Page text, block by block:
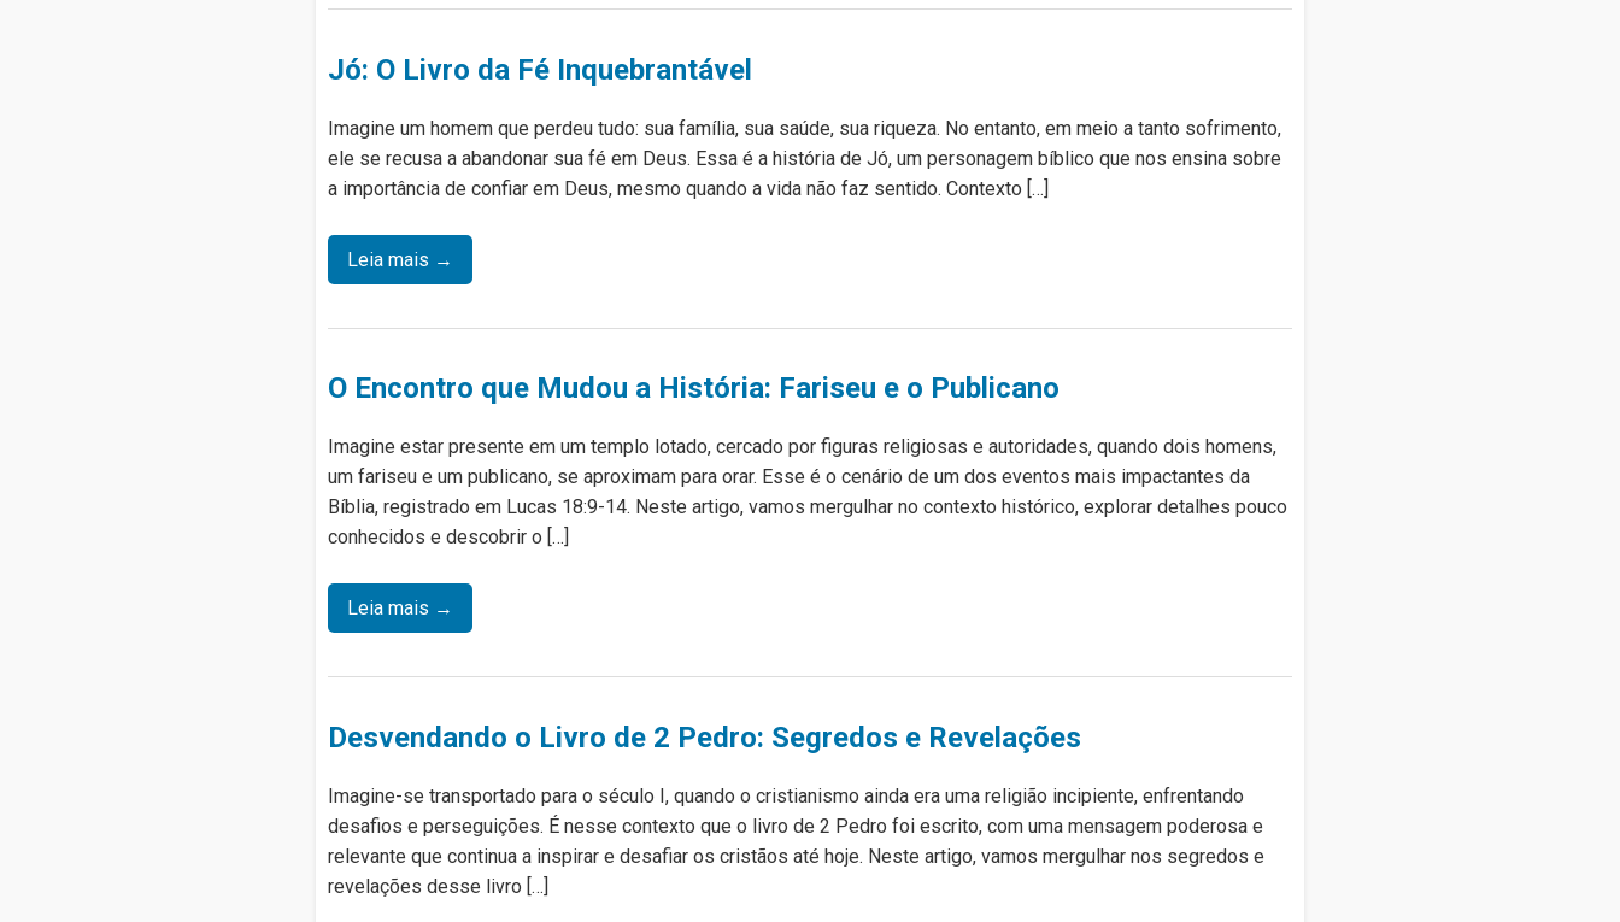
Jó: O Livro da Fé Inquebrantável
Imagine um homem que perdeu tudo: sua família, sua saúde, sua riqueza. No entanto, em meio a tanto sofrimento,
ele se recusa a abandonar sua fé em Deus. Essa é a história de Jó, um personagem bíblico que nos ensina sobre
a importância de confiar em Deus, mesmo quando a vida não faz sentido. Contexto […]
Leia mais →
O Encontro que Mudou a História: Fariseu e o Publicano
Imagine estar presente em um templo lotado, cercado por figuras religiosas e autoridades, quando dois homens,
um fariseu e um publicano, se aproximam para orar. Esse é o cenário de um dos eventos mais impactantes da
Bíblia, registrado em Lucas 18:9-14. Neste artigo, vamos mergulhar no contexto histórico, explorar detalhes pouco
conhecidos e descobrir o […]
Leia mais →
Desvendando o Livro de 2 Pedro: Segredos e Revelações
Imagine-se transportado para o século I, quando o cristianismo ainda era uma religião incipiente, enfrentando
desafios e perseguições. É nesse contexto que o livro de 2 Pedro foi escrito, com uma mensagem poderosa e
relevante que continua a inspirar e desafiar os cristãos até hoje. Neste artigo, vamos mergulhar nos segredos e
revelações desse livro […]